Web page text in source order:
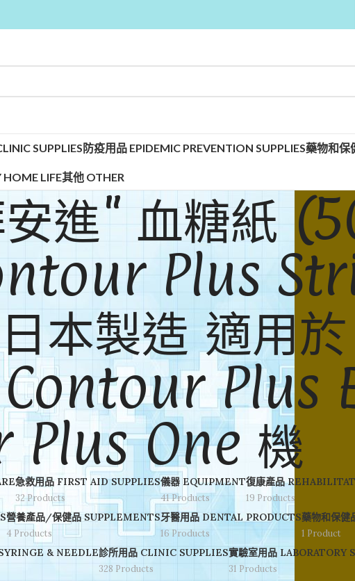
SUPPLIES防疫用品 EPIDEMIC PREVENTION SUPPLIES藥物和保
HOME LIFE其他 OTHER
進" 血糖紙
Plus
製造 適用於
Plus
One 機
急救用品 FIRST AID SUPPLIES
32 Products
儀器 EQUIPMENT
41 Products
復康產品
19 Products
營養產品/保健品 SUPPLEMENTS
4 Products
牙醫用品 DENTAL PRODUCTS
16 Products
藥物和保
1 Product
& NEEDLE診所用品 CLINIC SUPPLIES
328 Products
實驗室用品 LABORATORY
31 Products